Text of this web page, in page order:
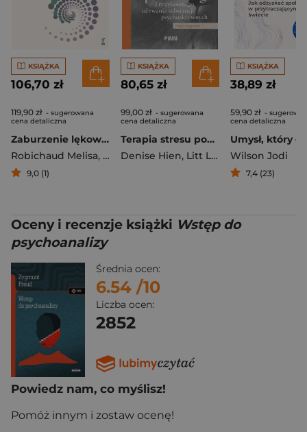
KSIĄŻKA
106,70 zł
119,90 zł - sugerowana
cena detaliczna
Zaburzenie lękowe uogólnione. Przewodnik praktyka
Robichaud Melisa, Koerner Naomi,Dugas Michel J.
9,0 (1)
KSIĄŻKA
80,65 zł
99,00 zł - sugerowana
cena detaliczna
Terapia stresu pourazowego i ryzykownego używania substancji psychoaktywnych. Podejście integracyjne
Denise Hien, Litt Lisa Caren
KSIĄŻKA
38,89 zł
59,90 zł -
cena detaliczna
Wilson Jodi
7,4 (23)
Oceny i recenzje książki Wstęp do
psychoanalizy
Średnia ocen:
6.54 /10
Liczba ocen:
2852
Powiedz nam, co myślisz!
Pomóż innym i zostaw ocenę!